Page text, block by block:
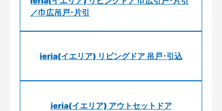
／巾広吊戸･片引
ieria(イエリア) リビングドア 吊戸･引込
ieria(イエリア) アウトセットドア